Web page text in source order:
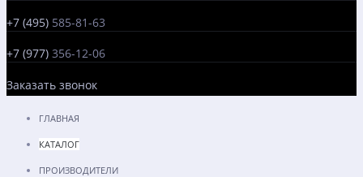
+7 (495) 585-81-63
+7 (977) 356-12-06
Заказать звонок
ГЛАВНАЯ
КАТАЛОГ
ПРОИЗВОДИТЕЛИ